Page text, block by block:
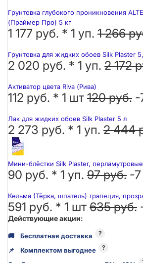
Грунтовка глубокого проникновения
(Праймер Про) 5 кг
1 177 руб. * 1 уп. 1 266
Грунтовка для жидких обоев Silk Plaster
2 020 руб. * 1 уп. 2 172
Активатор цвета Riva (Рива)
112 руб. * 1 шт 120 руб. -
Лак для жидких обоев Silk Plaster 5 л
2 273 руб. * 1 уп. 2 444
Мини-блёстки Silk Plaster,
90 руб. * 1 уп. 97 руб. -
Кельма (Тёрка, шпатель) трапеция,
591 руб. * 1 шт 635 руб.
Действующие акции:
🚚 Бесплатная доставка ?
📌 Комплектом выгоднее ?